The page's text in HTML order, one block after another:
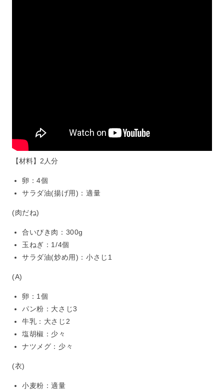
【材料】2人分
卵：4個
サラダ油(揚げ用)：適量
(肉だね)
合いびき肉：300g
玉ねぎ：1/4個
サラダ油(炒め用)：小さじ1
(A)
卵：1個
パン粉：大さじ3
牛乳：大さじ2
塩胡椒：少々
ナツメグ：少々
(衣)
小麦粉：適量